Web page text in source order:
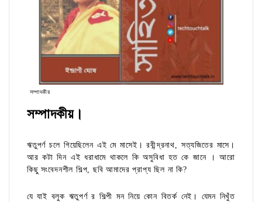
সম্পাদকীয়
সম্পাদকীয়।
ঋতুপর্ণ চলে গিয়েছিলেন এই মে মাসেই। রবীন্দ্রনাথ, সত্যজিতের মাসে।
আর কটা দিন এই ধরাধামে থাকলে কি অসুবিধা হত কে জানে । আরো
কিছু সংবেদনশীল শিল্প, ছবি আমাদের প্রাপ্য ছিল না কি?
যে যাই বলুক ঋতুপর্ণ র শিল্পী মন নিয়ে কোন বিতর্ক নেই। যেমন নিখুঁত